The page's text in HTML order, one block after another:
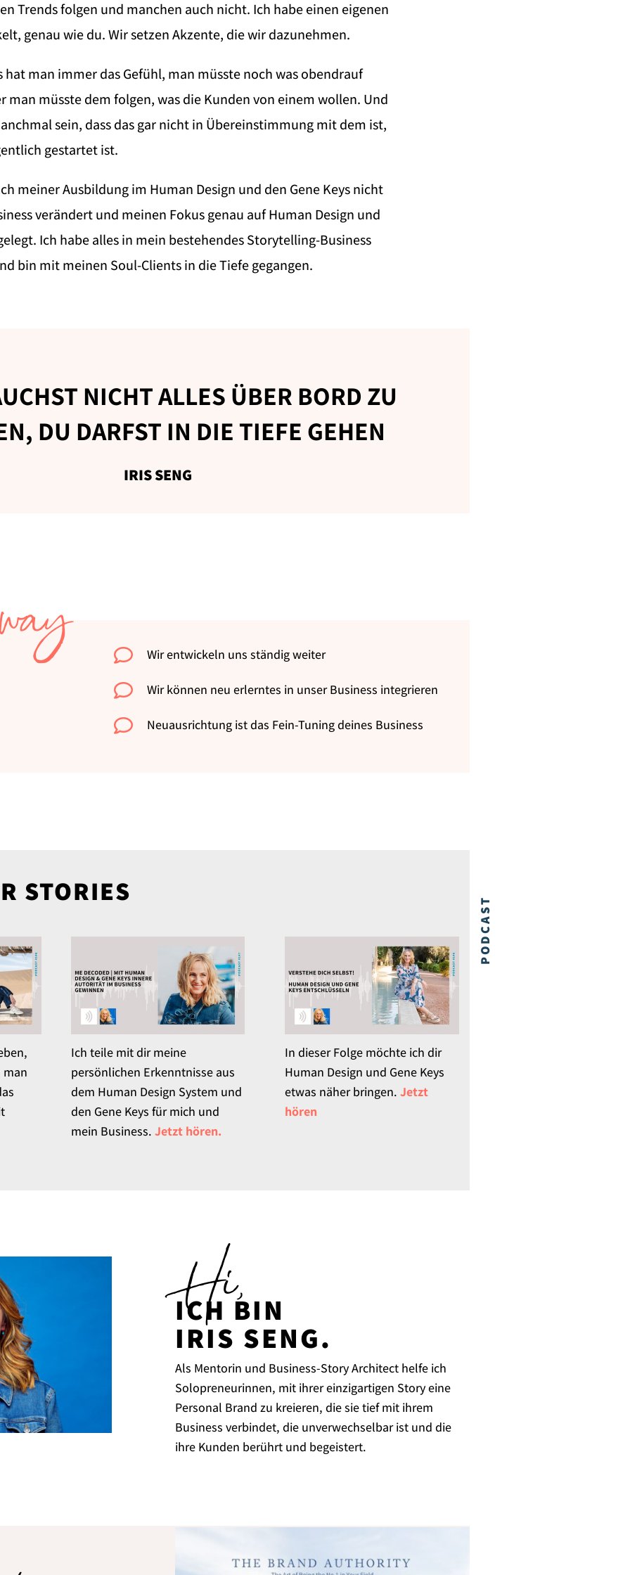
Trends folgen und manchen auch nicht. Ich habe einen eigenen
genau wie du. Wir setzen Akzente, die wir dazunehmen.
hat man immer das Gefühl, man müsste noch was obendrauf
man müsste dem folgen, was die Kunden von einem wollen. Und
sein, dass das gar nicht in Übereinstimmung mit dem ist,
gestartet ist.
meiner Ausbildung im Human Design und den Gene Keys nicht
verändert und meinen Fokus genau auf Human Design und
Ich habe alles in mein bestehendes Storytelling-Business
bin mit meinen Soul-Clients in die Tiefe gegangen.
NICHT ALLES ÜBER BORD ZU
DU DARFST IN DIE TIEFE GEHEN
IRIS SENG
 Wir entwickeln uns ständig weiter
 Wir können neu erlerntes in unser Business integrieren
 Neuausrichtung ist das Fein-Tuning deines Business
STORIES
man
Ich teile mit dir meine
persönlichen Erkenntnisse aus
dem Human Design System und
den Gene Keys für mich und
mein Business. Jetzt hören.
In dieser Folge möchte ich dir
Human Design und Gene Keys
etwas näher bringen. Jetzt
hören
PODCAST
Hi,
ICH BIN
IRIS SENG.
Als Mentorin und Business-Story Architect helfe ich
Solopreneurinnen, mit ihrer einzigartigen Story eine
Personal Brand zu kreieren, die sie tief mit ihrem
Business verbindet, die unverwechselbar ist und die
ihre Kunden berührt und begeistert.